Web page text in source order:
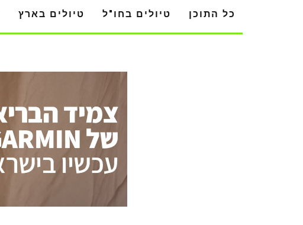
כל התוכן טיולים בחו"ל טיולים בארץ